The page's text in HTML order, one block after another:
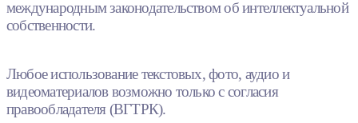
международным законодательством об интеллектуальной
собственности.
Любое использование текстовых, фото, аудио и
видеоматериалов возможно только с согласия
правообладателя (ВГТРК).